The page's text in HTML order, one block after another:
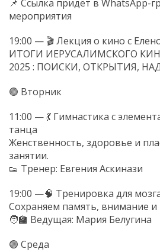
📌 Ссылка придёт в WhatsApp-
мероприятия
19:00 — 🎬 Лекция о кино с
ИТОГИ ИЕРУСАЛИМСКОГО
2025 : ПОИСКИ, ОТКРЫТИЯ,
🟢 Вторник
11:00 — 💃 Гимнастика с
танца
Женственность, здоровье и
занятии.
👟 Тренер: Евгения Аскинази
19:00 —🧠 Тренировка для
Сохраняем память, внимание
🧑🏫 Ведущая: Мария Белугина
🟢 Среда